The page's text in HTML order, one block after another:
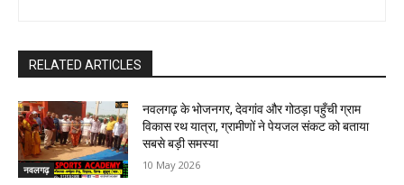
RELATED ARTICLES
नवलगढ़
नवलगढ़ के भोजनगर, देवगांव और गोठड़ा पहुँची ग्राम
विकास रथ यात्रा, ग्रामीणों ने पेयजल संकट को बताया
सबसे बड़ी समस्या
10 May 2026